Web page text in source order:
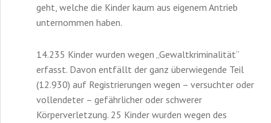
geht, welche die Kinder kaum aus eigenem Antrieb
unternommen haben.
14.235 Kinder wurden wegen „Gewaltkriminalität“
erfasst. Davon entfällt der ganz überwiegende Teil
(12.930) auf Registrierungen wegen – versuchter oder
vollendeter – gefährlicher oder schwerer
Körperverletzung. 25 Kinder wurden wegen des